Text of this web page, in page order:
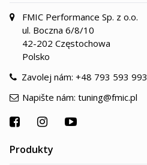
FMIC Performance Sp. z o.o.
ul. Boczna 6/8/10
42-202 Częstochowa
Polsko
Zavolej nám: +48 793 593 993
Napište nám: tuning@fmic.pl
Produkty